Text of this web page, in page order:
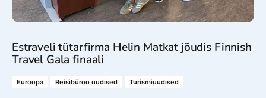
Estraveli tütarfirma Helin Matkat jõudis Finnish
Travel Gala finaali
Euroopa Reisibüroo uudised Turismiuudised